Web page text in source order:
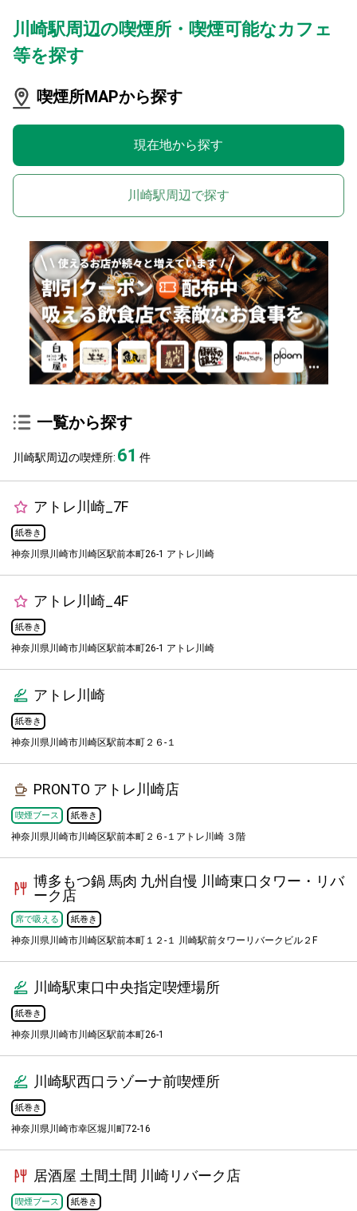
川崎駅周辺の喫煙所・喫煙可能なカフェ
等を探す
喫煙所MAPから探す
現在地から探す
川崎駅周辺で探す
一覧から探す
川崎駅周辺の喫煙所: 61 件
アトレ川崎_7F
紙巻き
神奈川県川崎市川崎区駅前本町26-1 アトレ川崎
アトレ川崎_4F
紙巻き
神奈川県川崎市川崎区駅前本町26-1 アトレ川崎
アトレ川崎
紙巻き
神奈川県川崎市川崎区駅前本町２６-１
PRONTO アトレ川崎店
喫煙ブース 紙巻き
神奈川県川崎市川崎区駅前本町２６-１アトレ川崎 ３階
博多もつ鍋 馬肉 九州自慢 川崎東口タワー・リバ
ーク店
席で吸える 紙巻き
神奈川県川崎市川崎区駅前本町１２-１ 川崎駅前タワーリバークビル２F
川崎駅東口中央指定喫煙場所
紙巻き
神奈川県川崎市川崎区駅前本町26-1
川崎駅西口ラゾーナ前喫煙所
紙巻き
神奈川県川崎市幸区堀川町72-16
居酒屋 土間土間 川崎リバーク店
喫煙ブース 紙巻き